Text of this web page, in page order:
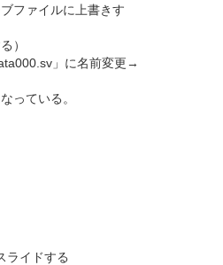
ファイルに上書きす
）
」に名前変更→
っている。
ライドする